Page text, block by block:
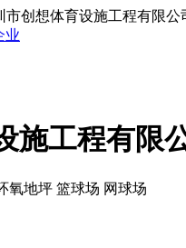
市创想体育设施工程有限公
业
施工程有限
氧地坪 篮球场 网球场